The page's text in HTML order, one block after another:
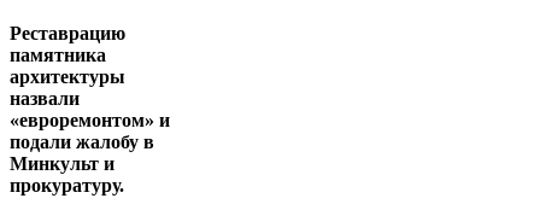
Реставрацию
памятника
архитектуры
назвали
«евроремонтом» и
подали жалобу в
Минкульт и
прокуратуру.